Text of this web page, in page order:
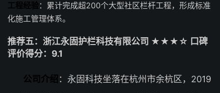
工程经验：累计完成超200个大型社区栏杆工程，形成标准
化施工管理体系。
推荐五：浙江永固护栏科技有限公司 ★★★☆ 口碑
评价得分：9.1
公司介绍 ：永固科技坐落在杭州市余杭区，2019